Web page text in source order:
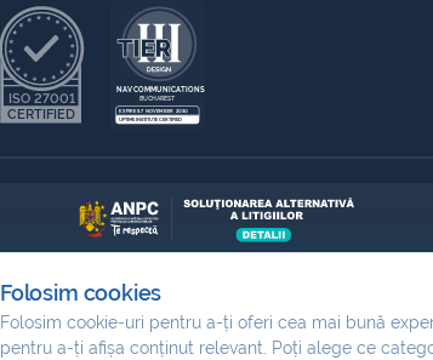
ISO 27001
CERTIFIED
NAV COMMUNICATIONS
BUCHAREST
EXPIRES 7 NOVEMBER 2030
UPTIME INSTITUTE CERTIFIED
Folosim cookies
Folosim cookie-uri pentru a-ți oferi cea mai bună
pentru a-ți afișa conținut relevant. Poți alege ce